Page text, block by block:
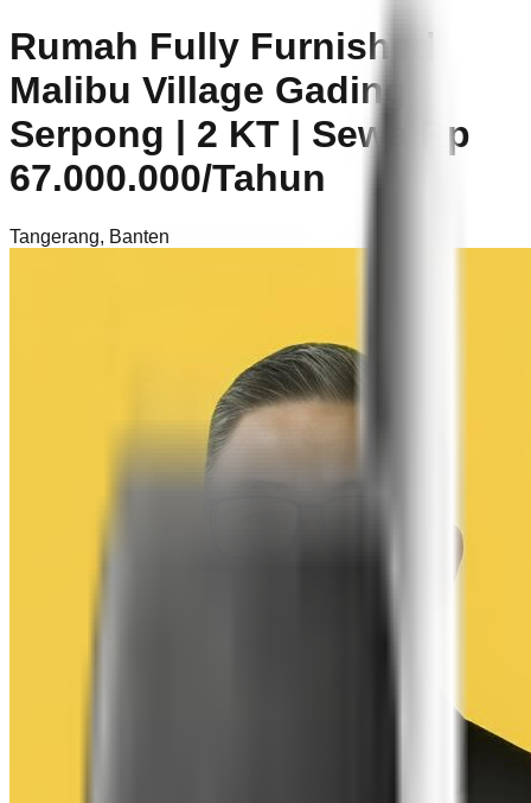
Rumah Fully Furnished
Malibu Village Gading
Serpong | 2 KT | Sewa Rp
67.000.000/Tahun
Tangerang, Banten